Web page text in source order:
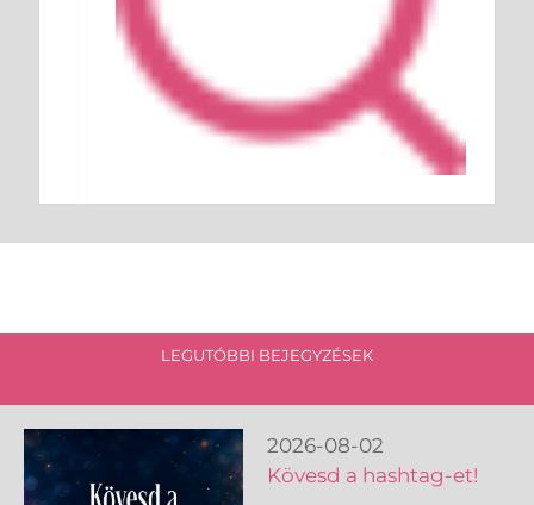
LEGUTÓBBI BEJEGYZÉSEK
2026-08-02
Kövesd a hashtag-et!